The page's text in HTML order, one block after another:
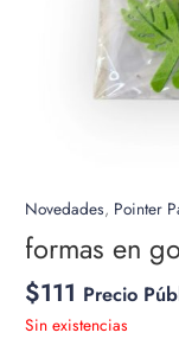
Novedades, Pointer
formas en
$111 Precio
Sin existencias